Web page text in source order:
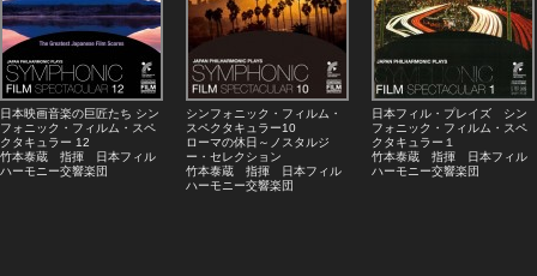
日本映画音楽の巨匠たち シン
フォニック・フィルム・スペ
クタキュラー 12
竹本泰蔵 指揮 日本フィル
ハーモニー交響楽団
シンフォニック・フィルム・
スペクタキュラー10
ローマの休日～ノスタルジ
ー・セレクション
竹本泰蔵 指揮 日本フィル
ハーモニー交響楽団
日本フィル・プレイズ シン
フォニック・フィルム・スペ
クタキュラー１
竹本泰蔵 指揮 日本フィル
ハーモニー交響楽団